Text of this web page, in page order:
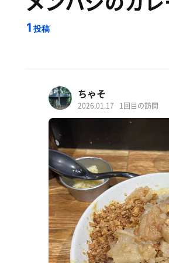
1 投稿
ちゃそ
2026.01.17 1回目の訪問